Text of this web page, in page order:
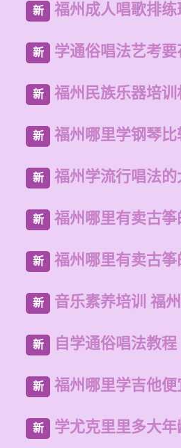
新 福州成人唱歌排
新 学通俗唱法艺考
新 福州民族乐器培
新 福州哪里学钢琴
新 福州学流行唱法
新 福州哪里有卖古
新 福州哪里有卖古
新 音乐素养培训 福
新 自学通俗唱法教程
新 福州哪里学吉他
新 学尤克里里多大年